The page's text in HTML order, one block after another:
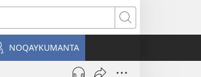
Buscar
NOQAYKUMANTA